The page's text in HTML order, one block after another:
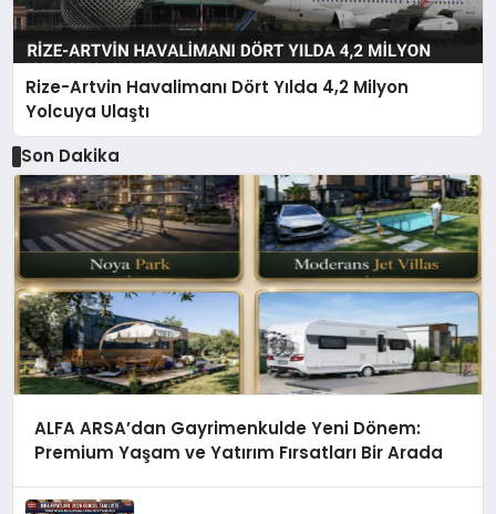
Rize-Artvin Havalimanı Dört Yılda 4,2 Milyon
Yolcuya Ulaştı
Son Dakika
ALFA ARSA’dan Gayrimenkulde Yeni Dönem:
Premium Yaşam ve Yatırım Fırsatları Bir Arada